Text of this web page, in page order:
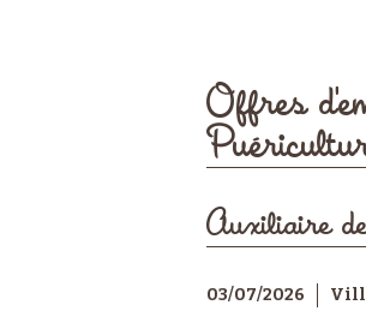
Offres
Auxiliaire
03/07/2026